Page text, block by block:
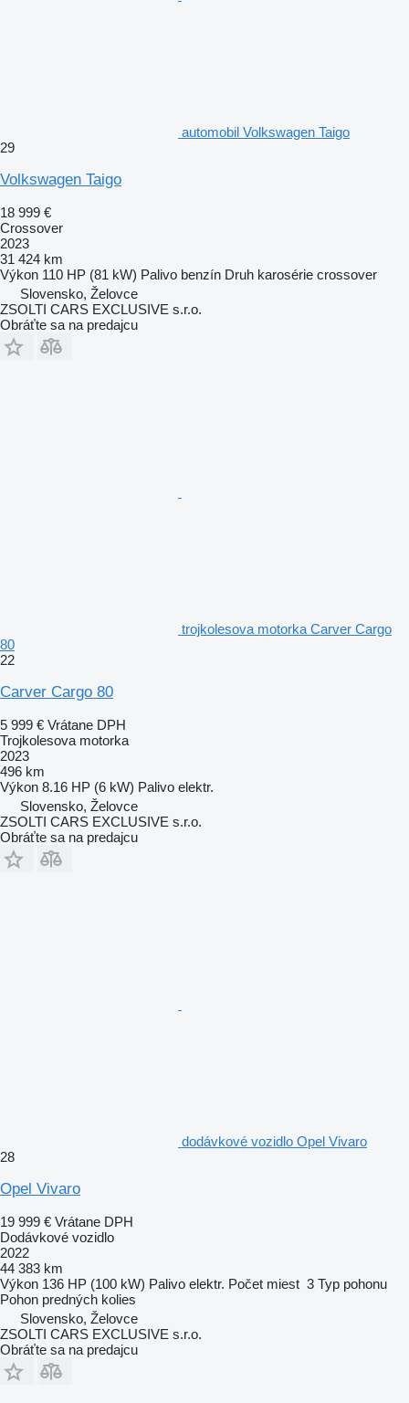
automobil Volkswagen Taigo
29
Volkswagen Taigo
18 999 €
Crossover
2023
31 424 km
Výkon 110 HP (81 kW) Palivo benzín Druh karosérie crossover
Slovensko, Želovce
ZSOLTI CARS EXCLUSIVE s.r.o.
Obráťte sa na predajcu
trojkolesova motorka Carver Cargo
80
22
Carver Cargo 80
5 999 € Vrátane DPH
Trojkolesova motorka
2023
496 km
Výkon 8.16 HP (6 kW) Palivo elektr.
Slovensko, Želovce
ZSOLTI CARS EXCLUSIVE s.r.o.
Obráťte sa na predajcu
dodávkové vozidlo Opel Vivaro
28
Opel Vivaro
19 999 € Vrátane DPH
Dodávkové vozidlo
2022
44 383 km
Výkon 136 HP (100 kW) Palivo elektr. Počet miest 3 Typ pohonu
Pohon predných kolies
Slovensko, Želovce
ZSOLTI CARS EXCLUSIVE s.r.o.
Obráťte sa na predajcu